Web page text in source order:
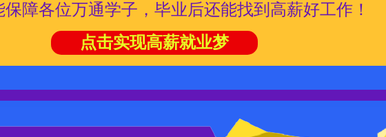
障各位万通学子，毕业后还能找到高薪好工作！
点击实现高薪就业梦